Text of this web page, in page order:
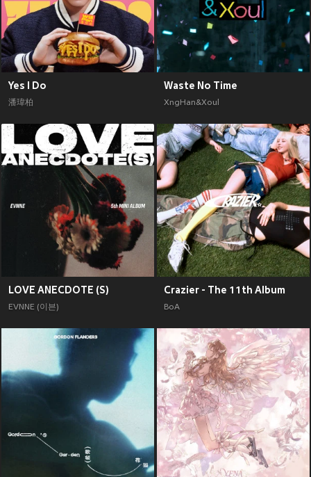
Yes I Do
潘瑋柏
Waste No Time
XngHan&Xoul
LOVE ANECDOTE (S)
EVNNE (이븐)
Crazier - The 11th Album
BoA